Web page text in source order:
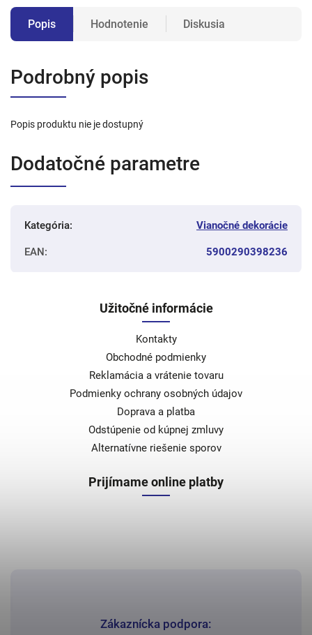
Popis Hodnotenie Diskusia
Podrobný popis
Popis produktu nie je dostupný
Dodatočné parametre
Kategória: Vianočné dekorácie
EAN: 5900290398236
Zákaznícka podpora:
Užitočné informácie
Kontakty
Obchodné podmienky
Reklamácia a vrátenie tovaru
Podmienky ochrany osobných údajov
Doprava a platba
Odstúpenie od kúpnej zmluvy
Alternatívne riešenie sporov
Prijímame online platby